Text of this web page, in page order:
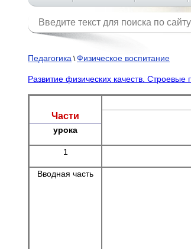
Педагогика \Физическое воспитание
Развитие физических качеств.
Части
урока
1
Вводная часть